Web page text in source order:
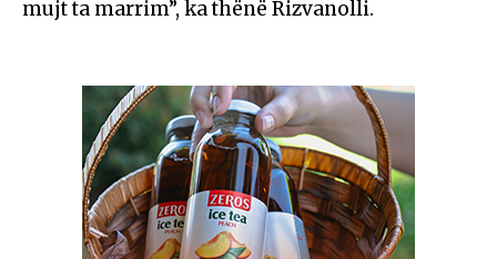
mujt ta marrim”, ka thënë Rizvanolli.